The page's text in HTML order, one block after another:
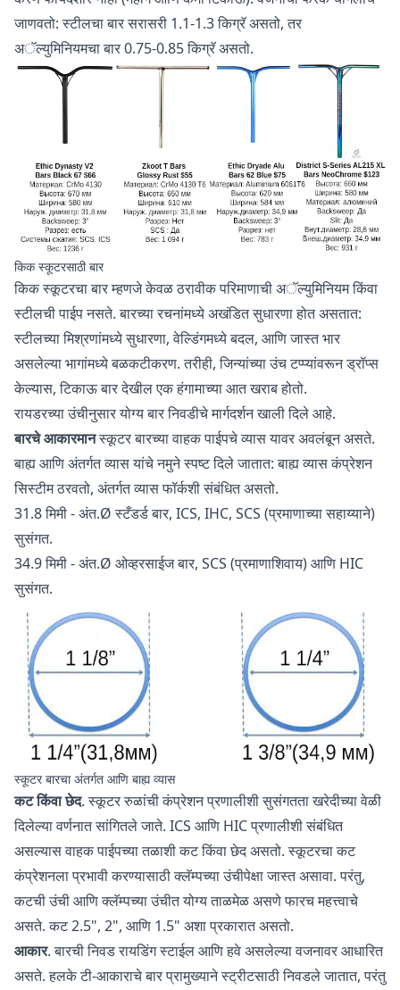
जाणवतो: स्टीलचा बार सरासरी 1.1-1.3 किग्रॅ असतो, तर
अॅल्युमिनियमचा बार 0.75-0.85 किग्रॅ असतो.
किक स्कूटरसाठी बार
किक स्कूटरचा बार म्हणजे केवळ ठरावीक परिमाणाची अॅल्युमिनियम किंवा
स्टीलची पाईप नसते. बारच्या रचनांमध्ये अखंडित सुधारणा होत असतात:
स्टीलच्या मिश्रणांमध्ये सुधारणा, वेल्डिंगमध्ये बदल, आणि जास्त भार
असलेल्या भागांमध्ये बळकटीकरण. तरीही, जिन्यांच्या उंच टप्प्यांवरून ड्रॉप्स
केल्यास, टिकाऊ बार देखील एक हंगामाच्या आत खराब होतो.
रायडरच्या उंचीनुसार योग्य बार निवडीचे मार्गदर्शन खाली दिले आहे.
बारचे आकारमानस्कूटर बारच्या वाहक पाईपचे व्यास यावर अवलंबून असते.
बाह्य आणि अंतर्गत व्यास यांचे नमुने स्पष्ट दिले जातात: बाह्य व्यास कंप्रेशन
सिस्टीम ठरवतो, अंतर्गत व्यास फॉर्कशी संबंधित असतो.
31.8 मिमी - अंत.Ø स्टँडर्ड बार, ICS, IHC, SCS (प्रमाणाच्या सहाय्याने)
सुसंगत.
34.9 मिमी - अंत.Ø ओव्हरसाईज बार, SCS (प्रमाणाशिवाय) आणि HIC
सुसंगत.
स्कूटर बारचा अंतर्गत आणि बाह्य व्यास
कट किंवा छेद. स्कूटर रुळांची कंप्रेशन प्रणालीशी सुसंगतता खरेदीच्या वेळी
दिलेल्या वर्णनात सांगितले जाते. ICS आणि HIC प्रणालीशी संबंधित
असल्यास वाहक पाईपच्या तळाशी कट किंवा छेद असतो. स्कूटरचा कट
कंप्रेशनला प्रभावी करण्यासाठी क्लॅम्पच्या उंचीपेक्षा जास्त असावा. परंतु,
कटची उंची आणि क्लॅम्पच्या उंचीत योग्य ताळमेळ असणे फारच महत्त्वाचे
असते. कट 2.5", 2", आणि 1.5" अशा प्रकारात असतो.
आकार. बारची निवड रायडिंग स्टाईल आणि हवे असलेल्या वजनावर आधारित
असते. हलके टी-आकाराचे बार प्रामुख्याने स्ट्रीटसाठी निवडले जातात, परंतु